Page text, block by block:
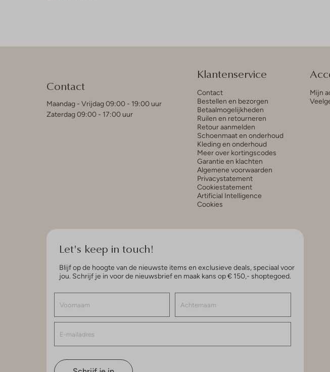
Contact
Maandag - Vrijdag 09:00 - 19:00 uur
Zaterdag 09:00 - 17:00 uur
Klantenservice
Contact
Bestellen en bezorgen
Betaalmogelijkheden
Ruilen en retourneren
Retour aanmelden
Schoenmaat en onderhoud
Kleding en onderhoud
Meer over kortingscodes
Garantie en klachten
Algemene voorwaarden
Privacystatement
Cookiestatement
Artificial Intelligence
Cookies
Mijn
Let's keep in touch!
Blijf op de hoogte van de nieuwste items en exclusieve deals, speciaal voor
jou. Schrijf je in voor de nieuwsbrief en maak kans op € 150,- shoptegoed.